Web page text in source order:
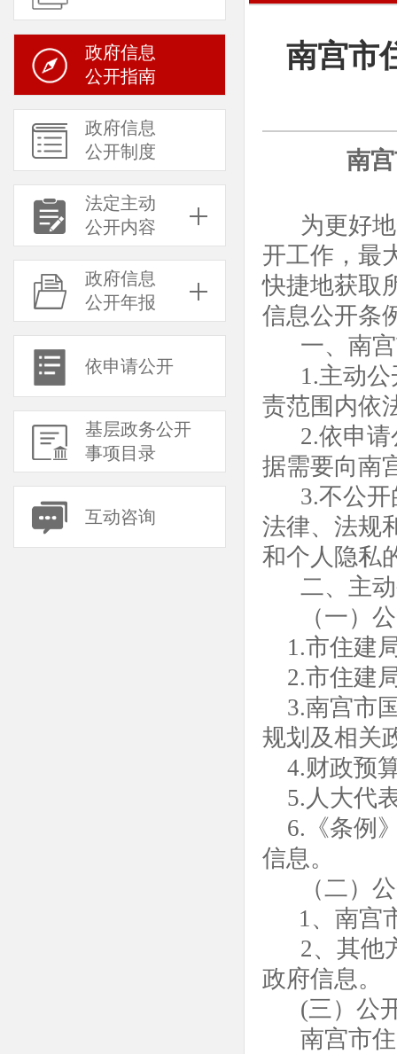
政府信息
公开指南
政府信息
公开制度
法定主动
公开内容
政府信息
公开年报
依申请公开
基层政务公开
事项目录
互动咨询
南宫市
南
为更好
开工作，最
快捷地获取
信息公开条
一、南
1.主动
责范围内依
2.依申
据需要向南
3.不公
法律、法规
和个人隐私
二、主
（一）
1.市住建
2.市住建
3.南宫市
规划及相关
4.财政预
5.人大代
6.《条例
信息。
（二）
1、 南宫
2、其他
政府信息。
(三）公
南宫市